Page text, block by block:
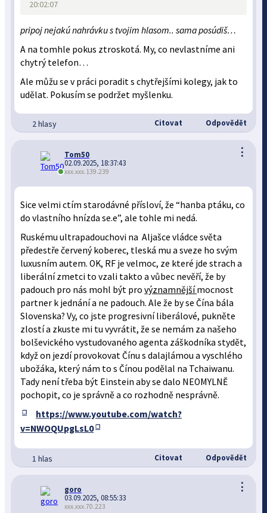
20:02:07
pripoj nejakú nahrávku s tvojim hlasom.. sama posúdiš…
A na tomhle pokus ztroskotá. My, co nevlastníme ani
chytrý telefon…
Ale můžu se v práci poradit s chytřejšími kolegy, jak to
udělat. Pokusím se podržet myšlenku.
2 hlasy Citovat Odpovědět
⋮
Tom50
02.09.2025, 18:37:43
xxx.xxx.139.239
Sice velmi ctím starodávné přísloví, že “hanba ptáku, co
do vlastního hnízda se.e”, ale tohle mi nedá.
Ruskému ultrapadouchovi na Aljašce vládce světa
předestře červený koberec, tleská mu a sveze ho svým
luxusním autem. OK, RF je velmoc, ze které jde strach a
liberální zmetci to vzali takto a vůbec nevěří, že by
padouch pro nás mohl být provýznamnějšímocnost
partner k jednání a ne padouch. Ale že by se Čína bála
Slovenska? Vy, co jste progresivní liberálové, pukněte
zlostí a zkuste mi tu vyvrátit, že se nemám za našeho
bolševického vystudovaného agenta záškodníka stydět,
když on jezdí provokovat Čínu s dalajlámou a vyschlého
ubožáka, který nám to s Čínou podělal na Tchaiwanu.
Tady není třeba být Einstein aby se dalo NEOMYLNĚ
pochopit, co je správně a co rozhodně nesprávně.
https://www.youtube.com/watch?
v=NWOQUpgLsL0
1 hlas Citovat Odpovědět
⋮
goro
03.09.2025, 08:55:33
xxx.xxx.70.223